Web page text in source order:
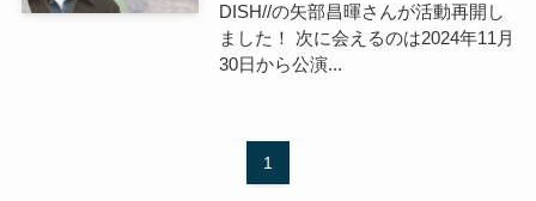
DISH//の矢部昌暉さんが活動再開し
ました！ 次に会えるのは2024年11月
30日から公演...
1